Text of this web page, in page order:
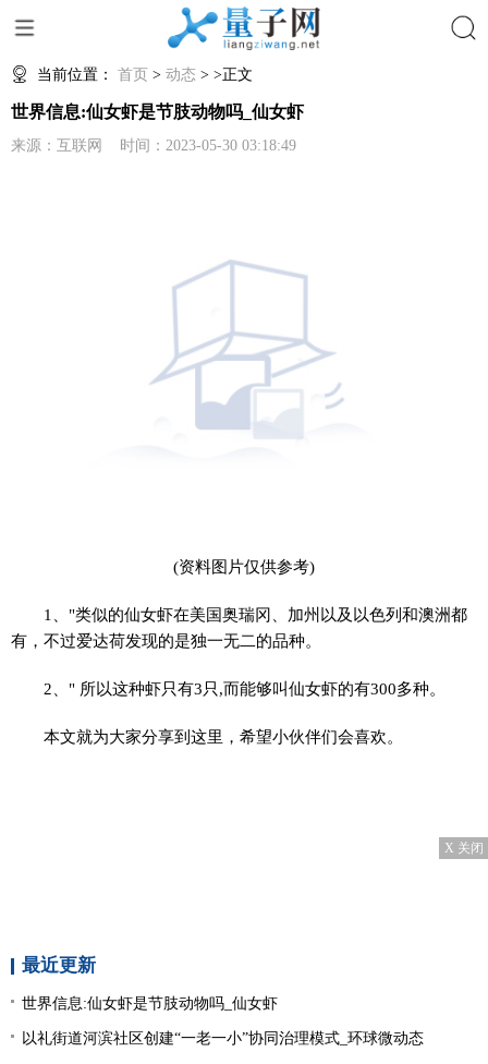
当前位置： 首页 > 动态 > >正文
世界信息:仙女虾是节肢动物吗_仙女虾
来源：互联网 时间：2023-05-30 03:18:49
(资料图片仅供参考)
1、"类似的仙女虾在美国奥瑞冈、加州以及以色列和澳洲都
有，不过爱达荷发现的是独一无二的品种。
2、" 所以这种虾只有3只,而能够叫仙女虾的有300多种。
本文就为大家分享到这里，希望小伙伴们会喜欢。
X 关闭
最近更新
世界信息:仙女虾是节肢动物吗_仙女虾
以礼街道河滨社区创建“一老一小”协同治理模式_环球微动态